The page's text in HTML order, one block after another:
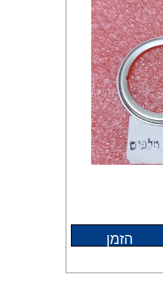
הזמן